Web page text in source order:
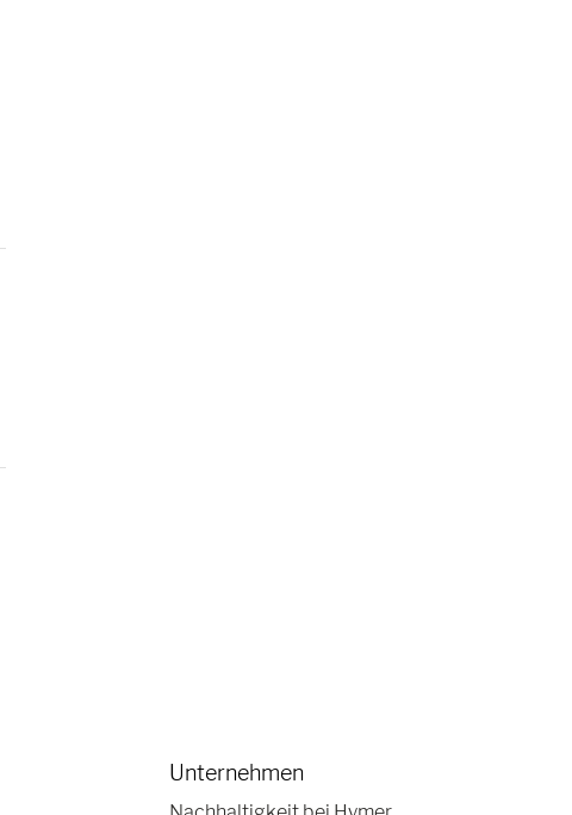
Unternehmen